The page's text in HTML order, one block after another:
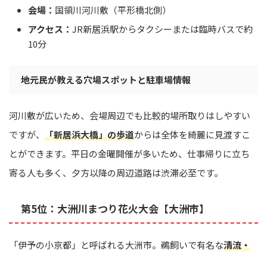
会場： 国領川河川敷（平形橋北側）
アクセス： JR新居浜駅からタクシーまたは臨時バスで約
10分
地元民が教える穴場スポットと駐車場情報
河川敷が広いため、会場周辺でも比較的場所取りはしやすい
ですが、 「新居浜大橋」の歩道からは全体を綺麗に見渡すこ
とができます。平日の金曜開催が多いため、仕事帰りに立ち
寄る人も多く、夕方以降の周辺道路は渋滞必至です。
第5位：大洲川まつり花火大会【大洲市】
「伊予の小京都」と呼ばれる大洲市。鵜飼いで有名な清流・